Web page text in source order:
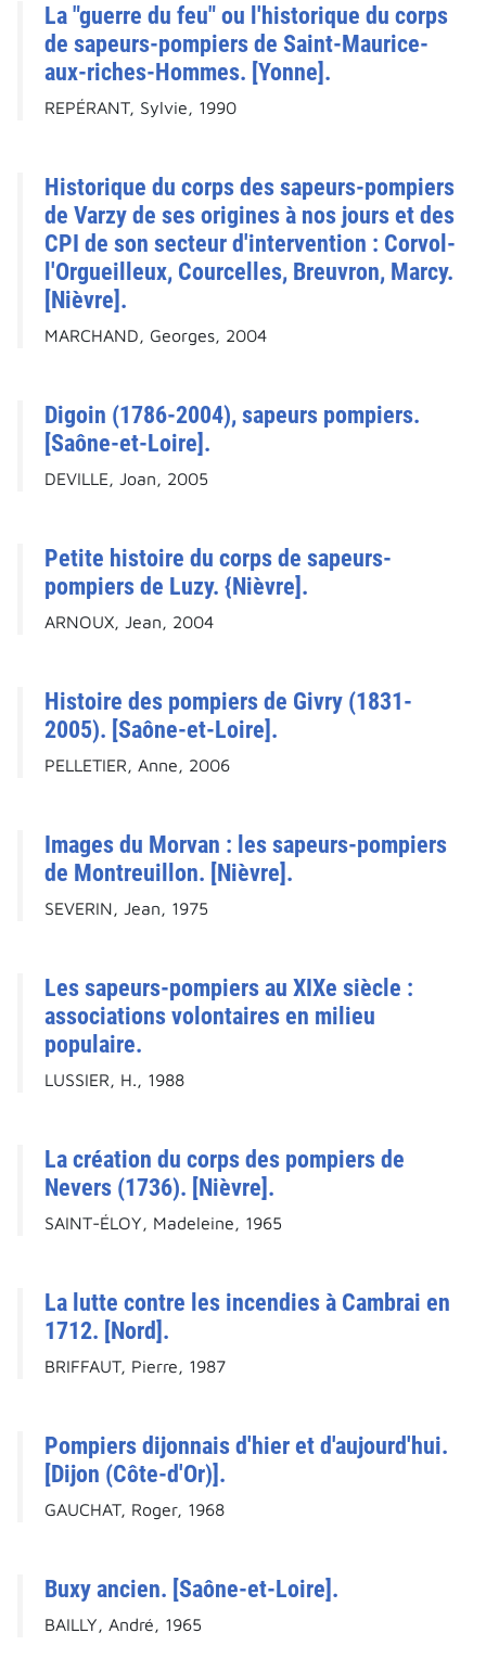
La "guerre du feu" ou l'historique du corps
de sapeurs-pompiers de Saint-Maurice-
aux-riches-Hommes. [Yonne].
REPÉRANT, Sylvie, 1990
Historique du corps des sapeurs-pompiers
de Varzy de ses origines à nos jours et des
CPI de son secteur d'intervention : Corvol-
l'Orgueilleux, Courcelles, Breuvron, Marcy.
[Nièvre].
MARCHAND, Georges, 2004
Digoin (1786-2004), sapeurs pompiers.
[Saône-et-Loire].
DEVILLE, Joan, 2005
Petite histoire du corps de sapeurs-
pompiers de Luzy. {Nièvre].
ARNOUX, Jean, 2004
Histoire des pompiers de Givry (1831-
2005). [Saône-et-Loire].
PELLETIER, Anne, 2006
Images du Morvan : les sapeurs-pompiers
de Montreuillon. [Nièvre].
SEVERIN, Jean, 1975
Les sapeurs-pompiers au XIXe siècle :
associations volontaires en milieu
populaire.
LUSSIER, H., 1988
La création du corps des pompiers de
Nevers (1736). [Nièvre].
SAINT-ÉLOY, Madeleine, 1965
La lutte contre les incendies à Cambrai en
1712. [Nord].
BRIFFAUT, Pierre, 1987
Pompiers dijonnais d'hier et d'aujourd'hui.
[Dijon (Côte-d'Or)].
GAUCHAT, Roger, 1968
Buxy ancien. [Saône-et-Loire].
BAILLY, André, 1965